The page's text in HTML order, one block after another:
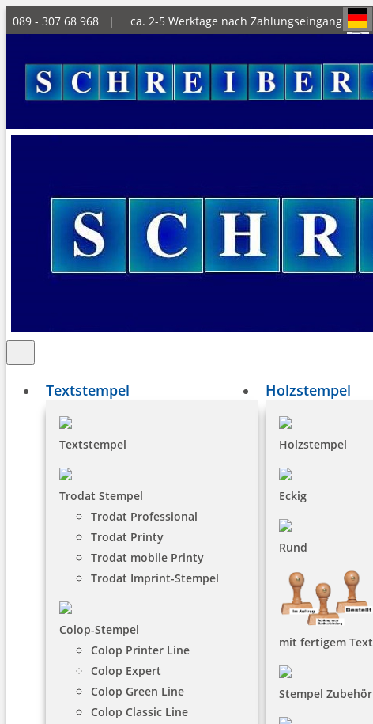
089 - 307 68 968 | ca. 2-5 Werktage nach Zahlungseingang
0
Textstempel
Textstempel
Trodat Stempel
Trodat Professional
Trodat Printy
Trodat mobile Printy
Trodat Imprint-Stempel
Colop-Stempel
Colop Printer Line
Colop Expert
Colop Green Line
Colop Classic Line
Holzstempel
Holzstempel
Eckig
Rund
mit fertigem Text
Stempel Zubehör